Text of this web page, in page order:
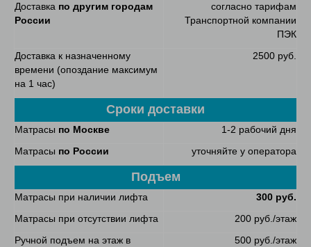
Доставка по другим городам
России
согласно тарифам
Транспортной компании
ПЭК
Доставка к назначенному
времени (опоздание максимум
на 1 час)
2500 руб.
Сроки доставки
Матрасы по Москве
1-2 рабочий дня
Матрасы по России уточняйте у оператора
Подъем
Матрасы при наличии лифта
300 руб.
Матрасы при отсутствии лифта
200 руб./этаж
Ручной подъем на этаж в
500 руб./этаж